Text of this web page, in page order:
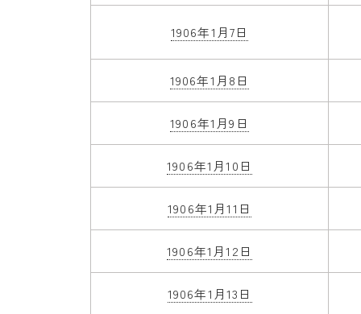
1906年1月7日
1906年1月8日
1906年1月9日
1906年1月10日
1906年1月11日
1906年1月12日
1906年1月13日